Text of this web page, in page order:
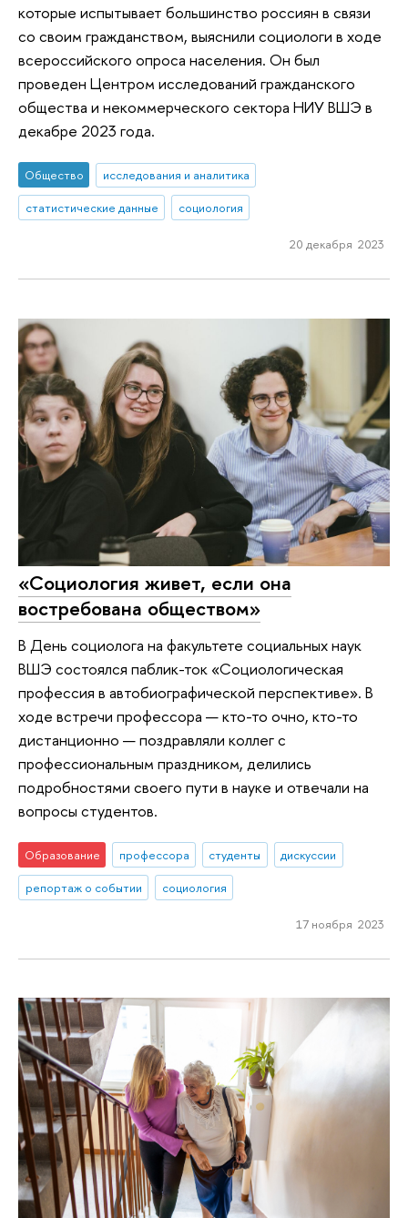
которые испытывает большинство россиян в связи
со своим гражданством, выяснили социологи в ходе
всероссийского опроса населения. Он был
проведен Центром исследований гражданского
общества и некоммерческого сектора НИУ ВШЭ в
декабре 2023 года.
Общество
исследования и аналитика
статистические данные
социология
20 декабря 2023
«Социология живет, если она
востребована обществом»
В День социолога на факультете социальных наук
ВШЭ состоялся паблик-ток «Социологическая
профессия в автобиографической перспективе». В
ходе встречи профессора — кто-то очно, кто-то
дистанционно — поздравляли коллег с
профессиональным праздником, делились
подробностями своего пути в науке и отвечали на
вопросы студентов.
Образование профессора студенты
дискуссии
репортаж о событии
социология
17 ноября 2023